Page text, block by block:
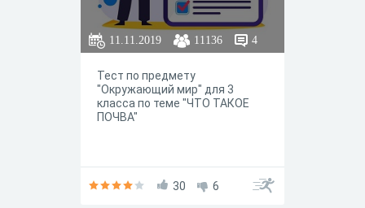
11.11.2019 11136 4
Тест по предмету
"Окружающий мир" для 3
класса по теме "ЧТО ТАКОЕ
ПОЧВА"
30 6